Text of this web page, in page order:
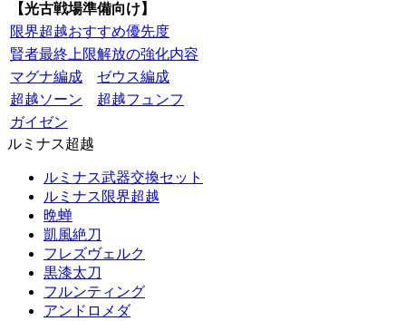
【光古戦場準備向け】
限界超越おすすめ優先度
賢者最終上限解放の強化内容
マグナ編成
ゼウス編成
超越ソーン
超越フュンフ
ガイゼン
ルミナス超越
ルミナス武器交換セット
ルミナス限界超越
晩蝉
凱風絶刀
フレズヴェルク
黒漆太刀
フルンティング
アンドロメダ